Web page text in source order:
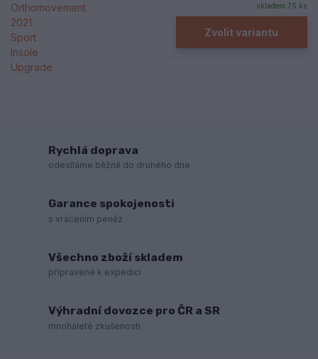
skladem 75 ks
Zvolit variantu
Rychlá doprava
odesíláme běžně do druhého dne
Garance spokojenosti
s vrácením peněz
Všechno zboží skladem
připravené k expedici
Výhradní dovozce pro ČR a SR
mnohaleté zkušenosti